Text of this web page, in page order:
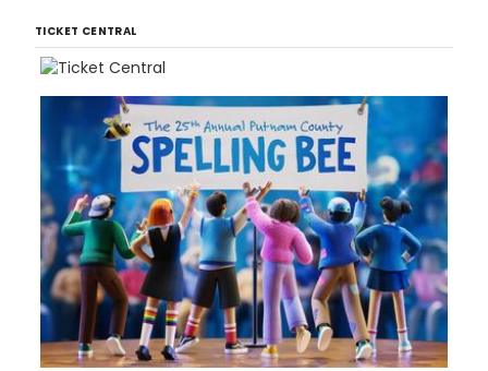
TICKET CENTRAL